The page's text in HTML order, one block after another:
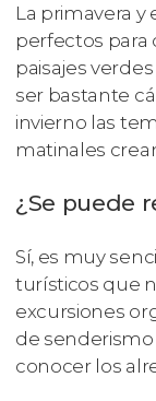
La primavera
perfectos para
paisajes
ser bastante
invierno las
matinales
¿Se puede
Sí, es muy
turísticos que
excursiones
de senderismo
conocer los